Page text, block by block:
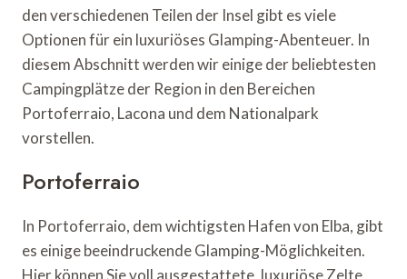
den verschiedenen Teilen der Insel gibt es viele
Optionen für ein luxuriöses Glamping-Abenteuer. In
diesem Abschnitt werden wir einige der beliebtesten
Campingplätze der Region in den Bereichen
Portoferraio, Lacona und dem Nationalpark
vorstellen.
Portoferraio
In Portoferraio, dem wichtigsten Hafen von Elba, gibt
es einige beeindruckende Glamping-Möglichkeiten.
Hier können Sie voll ausgestattete, luxuriöse Zelte